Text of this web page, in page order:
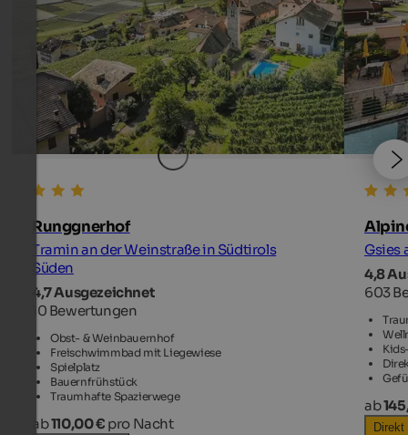
Runggnerhof
Tramin an der Weinstraße in Südtirols
Süden
4,7 Ausgezeichnet
10 Bewertungen
Obst- & Weinbauernhof
Freischwimmbad mit Liegewiese
Spielplatz
Bauernfrühstück
Traumhafte Spazierwege
ab110,00 € pro Nacht
Gsies
4,8
603
ab
Direkt